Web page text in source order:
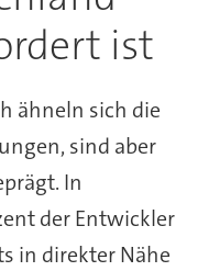
ist
ähneln sich die
sind aber
In
der Entwickler
in direkter Nähe